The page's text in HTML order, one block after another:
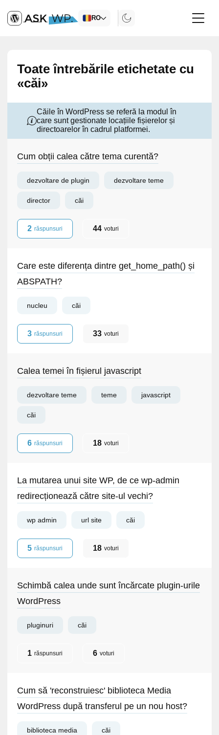
RO
Toate întrebările etichetate cu
«căi»
Căile în WordPress se referă la modul în
care sunt gestionate locațiile fișierelor și
directoarelor în cadrul platformei.
Cum obții calea către tema curentă?
dezvoltare de plugin dezvoltare teme
director căi
2 răspunsuri 44 voturi
Care este diferența dintre get_home_path() și
ABSPATH?
nucleu căi
3 răspunsuri 33 voturi
Calea temei în fișierul javascript
dezvoltare teme teme javascript
căi
6 răspunsuri 18 voturi
La mutarea unui site WP, de ce wp-admin
redirecționează către site-ul vechi?
wp admin url site căi
5 răspunsuri 18 voturi
Schimbă calea unde sunt încărcate plugin-urile
WordPress
pluginuri căi
1 răspunsuri 6 voturi
Cum să 'reconstruiesc' biblioteca Media
WordPress după transferul pe un nou host?
biblioteca media căi